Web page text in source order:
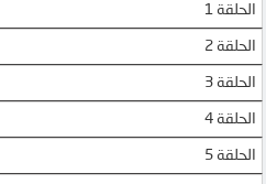
الحلقة 1
الحلقة 2
الحلقة 3
الحلقة 4
الحلقة 5